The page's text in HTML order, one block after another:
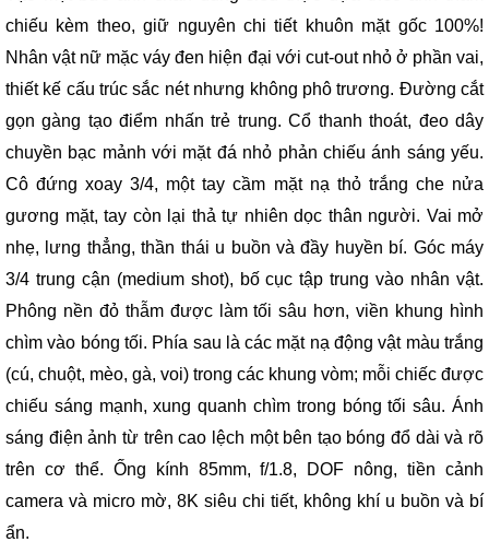
chiếu kèm theo, giữ nguyên chi tiết khuôn mặt gốc 100%!
Nhân vật nữ mặc váy đen hiện đại với cut-out nhỏ ở phần vai,
thiết kế cấu trúc sắc nét nhưng không phô trương. Đường cắt
gọn gàng tạo điểm nhấn trẻ trung. Cổ thanh thoát, đeo dây
chuyền bạc mảnh với mặt đá nhỏ phản chiếu ánh sáng yếu.
Cô đứng xoay 3/4, một tay cầm mặt nạ thỏ trắng che nửa
gương mặt, tay còn lại thả tự nhiên dọc thân người. Vai mở
nhẹ, lưng thẳng, thần thái u buồn và đầy huyền bí. Góc máy
3/4 trung cận (medium shot), bố cục tập trung vào nhân vật.
Phông nền đỏ thẫm được làm tối sâu hơn, viền khung hình
chìm vào bóng tối. Phía sau là các mặt nạ động vật màu trắng
(cú, chuột, mèo, gà, voi) trong các khung vòm; mỗi chiếc được
chiếu sáng mạnh, xung quanh chìm trong bóng tối sâu. Ánh
sáng điện ảnh từ trên cao lệch một bên tạo bóng đổ dài và rõ
trên cơ thể. Ống kính 85mm, f/1.8, DOF nông, tiền cảnh
camera và micro mờ, 8K siêu chi tiết, không khí u buồn và bí
ẩn.